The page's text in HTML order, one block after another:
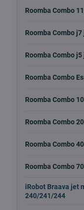
Roomba Combo
Roomba Combo
Roomba Combo
Roomba Combo
Roomba Combo
Roomba Combo
Roomba Combo
Roomba Combo
iRobot Braava jet
240/241/244